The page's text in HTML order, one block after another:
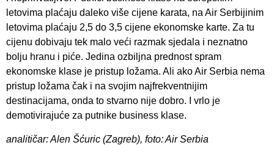
letovima plaćaju daleko više cijene karata, na Air Serbijinim
letovima plaćaju 2,5 do 3,5 cijene ekonomske karte. Za tu
cijenu dobivaju tek malo veći razmak sjedala i neznatno
bolju hranu i piće. Jedina ozbiljna prednost spram
ekonomske klase je pristup ložama. Ali ako Air Serbia nema
pristup ložama čak i na svojim najfrekventnijim
destinacijama, onda to stvarno nije dobro. I vrlo je
demotivirajuće za putnike business klase.
analitičar: Alen Šćuric (Zagreb), foto: Air Serbia